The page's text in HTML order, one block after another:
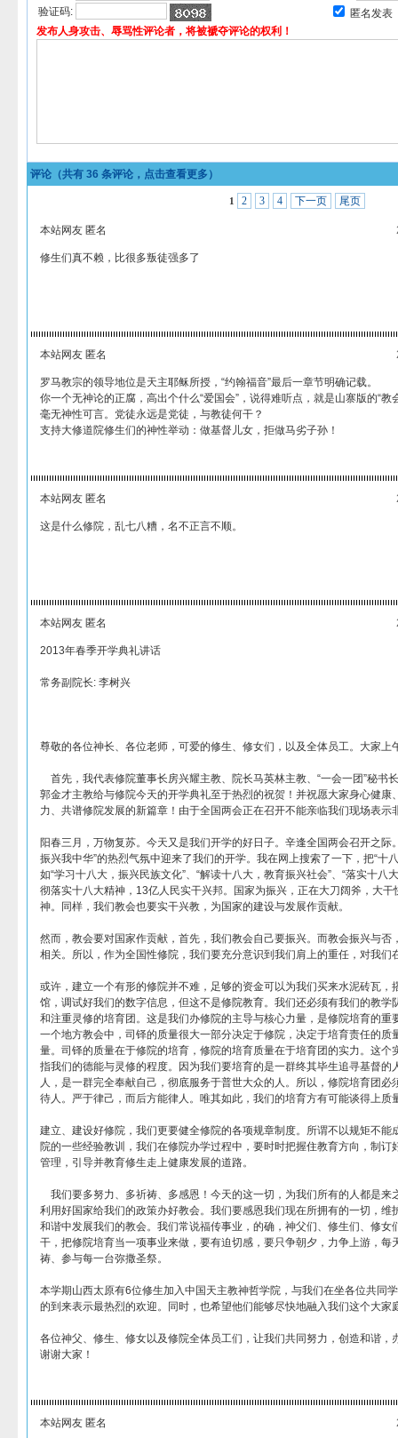
验证码:
匿名发表
发布人身攻击、辱骂性评论者，将被褫夺评论的权利！
评论（共有 36 条评论，点击查看更多）
1 2 3 4 下一页 尾页
本站网友 匿名
修生们真不赖，比很多叛徒强多了
本站网友 匿名
罗马教宗的领导地位是天主耶稣所授，“约翰福音”最后一章节明确记载。
你一个无神论的正腐，高出个什么“爱国会”，说得难听点，就是山寨版的“教
毫无神性可言。党徒永远是党徒，与教徒何干？
支持大修道院修生们的神性举动：做基督儿女，拒做马劣子孙！
本站网友 匿名
这是什么修院，乱七八糟，名不正言不顺。
本站网友 匿名
2013年春季开学典礼讲话
常务副院长: 李树兴
尊敬的各位神长、各位老师，可爱的修生、修女们，以及全体员工。大家上
首先，我代表修院董事长房兴耀主教、院长马英林主教、“一会一团”秘书
郭金才主教给与修院今天的开学典礼至于热烈的祝贺！并祝愿大家身心健康
力、共谱修院发展的新篇章！由于全国两会正在召开不能亲临我们现场表示
阳春三月，万物复苏。今天又是我们开学的好日子。辛逢全国两会召开之际
振兴我中华”的热烈气氛中迎来了我们的开学。我在网上搜索了一下，把“十
如“学习十八大，振兴民族文化”、“解读十八大，教育振兴社会”、“落实十八
彻落实十八大精神，13亿人民实干兴邦。国家为振兴，正在大刀阔斧，大
神。同样，我们教会也要实干兴教，为国家的建设与发展作贡献。
然而，教会要对国家作贡献，首先，我们教会自己要振兴。而教会振兴与否
相关。所以，作为全国性修院，我们要充分意识到我们肩上的重任，对我们
或许，建立一个有形的修院并不难，足够的资金可以为我们买来水泥砖瓦，
馆，调试好我们的数字信息，但这不是修院教育。我们还必须有我们的教学
和注重灵修的培育团。这是我们办修院的主导与核心力量，是修院培育的重
一个地方教会中，司铎的质量很大一部分决定于修院，决定于培育责任的质
量。司铎的质量在于修院的培育，修院的培育质量在于培育团的实力。这个
指我们的德能与灵修的程度。因为我们要培育的是一群终其毕生追寻基督的
人，是一群完全奉献自己，彻底服务于普世大众的人。所以，修院培育团必
待人。严于律己，而后方能律人。唯其如此，我们的培育方有可能谈得上质
建立、建设好修院，我们更要健全修院的各项规章制度。所谓不以规矩不能
院的一些经验教训，我们在修院办学过程中，要时时把握住教育方向，制订
管理，引导并教育修生走上健康发展的道路。
我们要多努力、多祈祷、多感恩！今天的这一切，为我们所有的人都是来
利用好国家给我们的政策办好教会。我们要感恩我们现在所拥有的一切，维
和谐中发展我们的教会。我们常说福传事业，的确，神父们、修生们、修女
干，把修院培育当一项事业来做，要有迫切感，要只争朝夕，力争上游，每
祷、参与每一台弥撒圣祭。
本学期山西太原有6位修生加入中国天主教神哲学院，与我们在坐各位共同
的到来表示最热烈的欢迎。同时，也希望他们能够尽快地融入我们这个大家
各位神父、修生、修女以及修院全体员工们，让我们共同努力，创造和谐，
谢谢大家！
本站网友 匿名